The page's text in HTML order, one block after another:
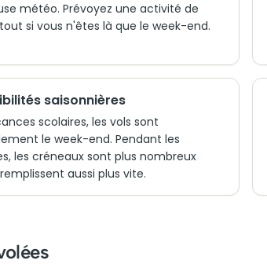
météo. Prévoyez une activité de
si vous n'êtes là que le week-end.
saisonnières
scolaires, les vols sont
le week-end. Pendant les
les créneaux sont plus nombreux
aussi plus vite.